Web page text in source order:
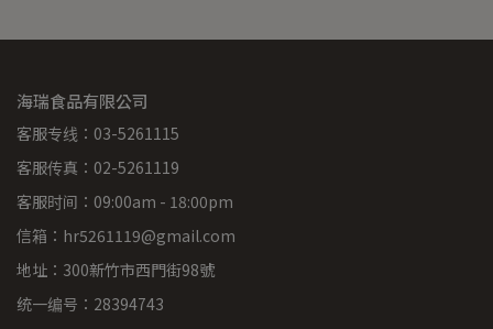
海瑞食品有限公司
客服专线：03-5261115
客服传真：02-5261119
客服时间：09:00am - 18:00pm
信箱：hr5261119@gmail.com
地址：300新竹市西門街98號
统一编号：28394743